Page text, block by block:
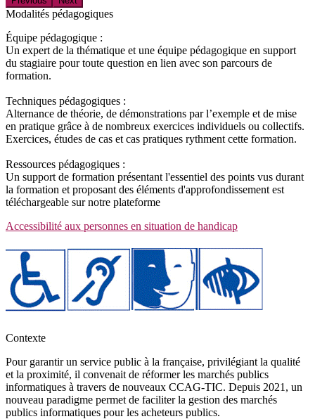
Modalités pédagogiques
Équipe pédagogique :
Un expert de la thématique et une équipe pédagogique en support
du stagiaire pour toute question en lien avec son parcours de
formation.
Techniques pédagogiques :
Alternance de théorie, de démonstrations par l’exemple et de mise
en pratique grâce à de nombreux exercices individuels ou collectifs.
Exercices, études de cas et cas pratiques rythment cette formation.
Ressources pédagogiques :
Un support de formation présentant l'essentiel des points vus durant
la formation et proposant des éléments d'approfondissement est
téléchargeable sur notre plateforme
Accessibilité aux personnes en situation de handicap
Contexte
Pour garantir un service public à la française, privilégiant la qualité
et la proximité, il convenait de réformer les marchés publics
informatiques à travers de nouveaux CCAG-TIC. Depuis 2021, un
nouveau paradigme permet de faciliter la gestion des marchés
publics informatiques pour les acheteurs publics.